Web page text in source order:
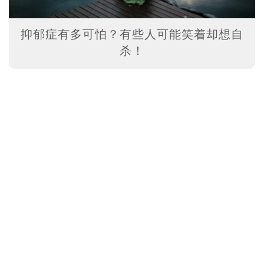
抑郁症有多可怕？有些人可能笑着却想自
杀！